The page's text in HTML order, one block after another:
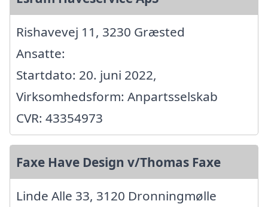
Rishavevej 11, 3230 Græsted
Ansatte:
Startdato: 20. juni 2022,
Virksomhedsform: Anpartsselskab
CVR: 43354973
Faxe Have Design v/Thomas Faxe
Linde Alle 33, 3120 Dronningmølle